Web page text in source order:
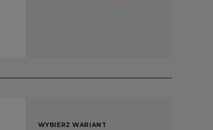
WYBIERZ WARIANT